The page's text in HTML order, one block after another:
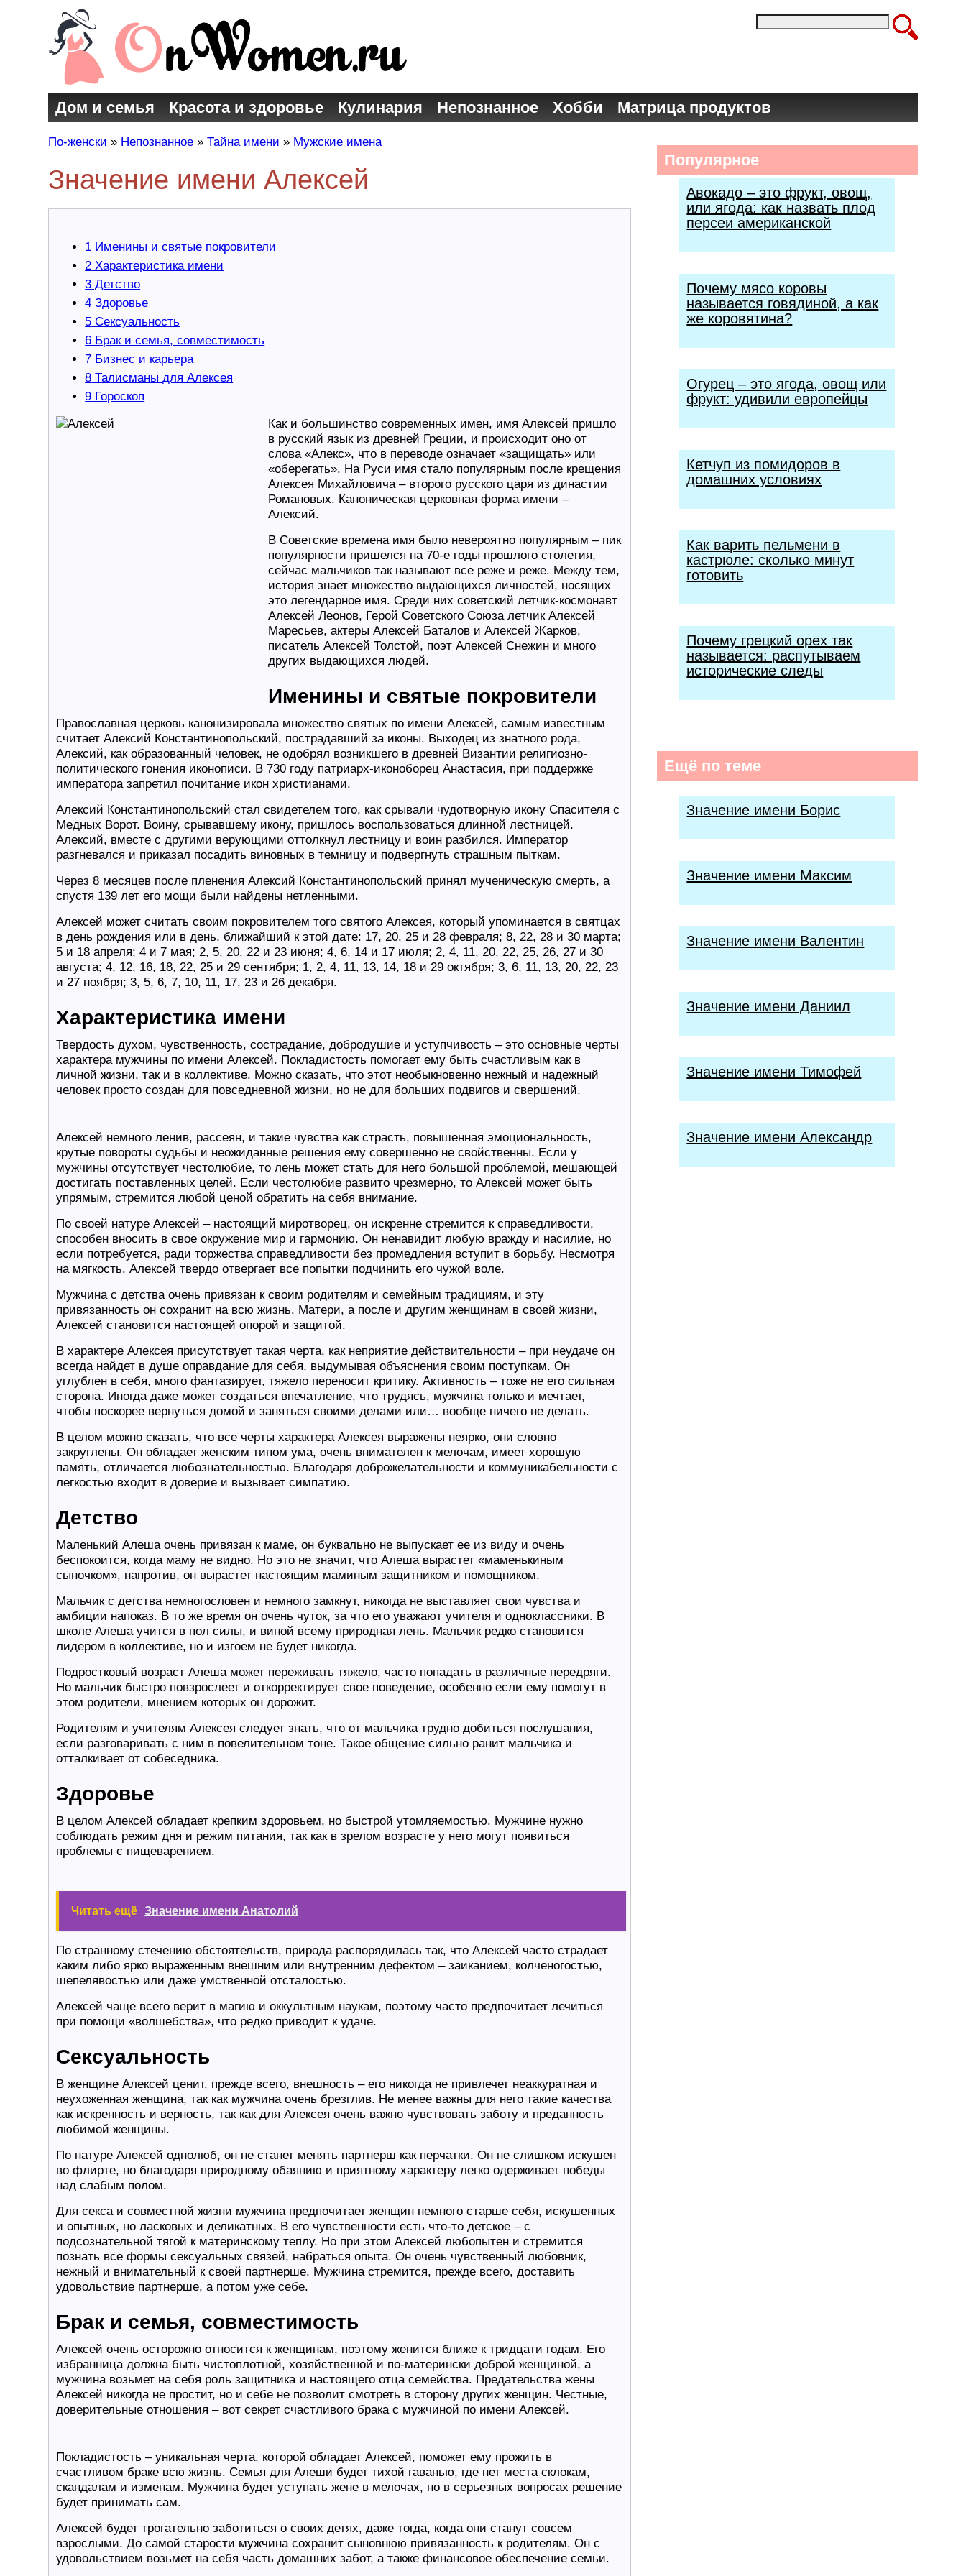
Дом и семья Красота и здоровье Кулинария Непознанное Хобби Матрица продуктов
По-женски » Непознанное »Тайна имени » Мужские имена
Значение имени Алексей
1 Именины и святые покровители
2 Характеристика имени
3 Детство
4 Здоровье
5 Сексуальность
6 Брак и семья, совместимость
7 Бизнес и карьера
8 Талисманы для Алексея
9 Гороскоп
Как и большинство современных имен, имя Алексей пришло
в русский язык из древней Греции, и происходит оно от
слова «Алекс», что в переводе означает «защищать» или
«оберегать». На Руси имя стало популярным после крещения
Алексея Михайловича – второго русского царя из династии
Романовых. Каноническая церковная форма имени –
Алексий.
В Советские времена имя было невероятно популярным – пик
популярности пришелся на 70-е годы прошлого столетия,
сейчас мальчиков так называют все реже и реже. Между тем,
история знает множество выдающихся личностей, носящих
это легендарное имя. Среди них советский летчик-космонавт
Алексей Леонов, Герой Советского Союза летчик Алексей
Маресьев, актеры Алексей Баталов и Алексей Жарков,
писатель Алексей Толстой, поэт Алексей Снежин и много
других выдающихся людей.
Именины и святые покровители
Православная церковь канонизировала множество святых по имени Алексей, самым известным
считает Алексий Константинопольский, пострадавший за иконы. Выходец из знатного рода,
Алексий, как образованный человек, не одобрял возникшего в древней Византии религиозно-
политического гонения иконописи. В 730 году патриарх-иконоборец Анастасия, при поддержке
императора запретил почитание икон христианами.
Алексий Константинопольский стал свидетелем того, как срывали чудотворную икону Спасителя с
Медных Ворот. Воину, срывавшему икону, пришлось воспользоваться длинной лестницей.
Алексий, вместе с другими верующими оттолкнул лестницу и воин разбился. Император
разгневался и приказал посадить виновных в темницу и подвергнуть страшным пыткам.
Через 8 месяцев после пленения Алексий Константинопольский принял мученическую смерть, а
спустя 139 лет его мощи были найдены нетленными.
Алексей может считать своим покровителем того святого Алексея, который упоминается в святцах
в день рождения или в день, ближайший к этой дате: 17, 20, 25 и 28 февраля; 8, 22, 28 и 30 марта;
5 и 18 апреля; 4 и 7 мая; 2, 5, 20, 22 и 23 июня; 4, 6, 14 и 17 июля; 2, 4, 11, 20, 22, 25, 26, 27 и 30
августа; 4, 12, 16, 18, 22, 25 и 29 сентября; 1, 2, 4, 11, 13, 14, 18 и 29 октября; 3, 6, 11, 13, 20, 22, 23
и 27 ноября; 3, 5, 6, 7, 10, 11, 17, 23 и 26 декабря.
Характеристика имени
Твердость духом, чувственность, сострадание, добродушие и уступчивость – это основные черты
характера мужчины по имени Алексей. Покладистость помогает ему быть счастливым как в
личной жизни, так и в коллективе. Можно сказать, что этот необыкновенно нежный и надежный
человек просто создан для повседневной жизни, но не для больших подвигов и свершений.
Алексей немного ленив, рассеян, и такие чувства как страсть, повышенная эмоциональность,
крутые повороты судьбы и неожиданные решения ему совершенно не свойственны. Если у
мужчины отсутствует честолюбие, то лень может стать для него большой проблемой, мешающей
достигать поставленных целей. Если честолюбие развито чрезмерно, то Алексей может быть
упрямым, стремится любой ценой обратить на себя внимание.
По своей натуре Алексей – настоящий миротворец, он искренне стремится к справедливости,
способен вносить в свое окружение мир и гармонию. Он ненавидит любую вражду и насилие, но
если потребуется, ради торжества справедливости без промедления вступит в борьбу. Несмотря
на мягкость, Алексей твердо отвергает все попытки подчинить его чужой воле.
Мужчина с детства очень привязан к своим родителям и семейным традициям, и эту
привязанность он сохранит на всю жизнь. Матери, а после и другим женщинам в своей жизни,
Алексей становится настоящей опорой и защитой.
В характере Алексея присутствует такая черта, как неприятие действительности – при неудаче он
всегда найдет в душе оправдание для себя, выдумывая объяснения своим поступкам. Он
углублен в себя, много фантазирует, тяжело переносит критику. Активность – тоже не его сильная
сторона. Иногда даже может создаться впечатление, что трудясь, мужчина только и мечтает,
чтобы поскорее вернуться домой и заняться своими делами или… вообще ничего не делать.
В целом можно сказать, что все черты характера Алексея выражены неярко, они словно
закруглены. Он обладает женским типом ума, очень внимателен к мелочам, имеет хорошую
память, отличается любознательностью. Благодаря доброжелательности и коммуникабельности с
легкостью входит в доверие и вызывает симпатию.
Детство
Маленький Алеша очень привязан к маме, он буквально не выпускает ее из виду и очень
беспокоится, когда маму не видно. Но это не значит, что Алеша вырастет «маменькиным
сыночком», напротив, он вырастет настоящим маминым защитником и помощником.
Мальчик с детства немногословен и немного замкнут, никогда не выставляет свои чувства и
амбиции напоказ. В то же время он очень чуток, за что его уважают учителя и одноклассники. В
школе Алеша учится в пол силы, и виной всему природная лень. Мальчик редко становится
лидером в коллективе, но и изгоем не будет никогда.
Подростковый возраст Алеша может переживать тяжело, часто попадать в различные передряги.
Но мальчик быстро повзрослеет и откорректирует свое поведение, особенно если ему помогут в
этом родители, мнением которых он дорожит.
Родителям и учителям Алексея следует знать, что от мальчика трудно добиться послушания,
если разговаривать с ним в повелительном тоне. Такое общение сильно ранит мальчика и
отталкивает от собеседника.
Здоровье
В целом Алексей обладает крепким здоровьем, но быстрой утомляемостью. Мужчине нужно
соблюдать режим дня и режим питания, так как в зрелом возрасте у него могут появиться
проблемы с пищеварением.
Читать ещё Значение имени Анатолий
По странному стечению обстоятельств, природа распорядилась так, что Алексей часто страдает
каким либо ярко выраженным внешним или внутренним дефектом – заиканием, колченогостью,
шепелявостью или даже умственной отсталостью.
Алексей чаще всего верит в магию и оккультным наукам, поэтому часто предпочитает лечиться
при помощи «волшебства», что редко приводит к удаче.
Сексуальность
В женщине Алексей ценит, прежде всего, внешность – его никогда не привлечет неаккуратная и
неухоженная женщина, так как мужчина очень брезглив. Не менее важны для него такие качества
как искренность и верность, так как для Алексея очень важно чувствовать заботу и преданность
любимой женщины.
По натуре Алексей однолюб, он не станет менять партнерш как перчатки. Он не слишком искушен
во флирте, но благодаря природному обаянию и приятному характеру легко одерживает победы
над слабым полом.
Для секса и совместной жизни мужчина предпочитает женщин немного старше себя, искушенных
и опытных, но ласковых и деликатных. В его чувственности есть что-то детское – с
подсознательной тягой к материнскому теплу. Но при этом Алексей любопытен и стремится
познать все формы сексуальных связей, набраться опыта. Он очень чувственный любовник,
нежный и внимательный к своей партнерше. Мужчина стремится, прежде всего, доставить
удовольствие партнерше, а потом уже себе.
Брак и семья, совместимость
Алексей очень осторожно относится к женщинам, поэтому женится ближе к тридцати годам. Его
избранница должна быть чистоплотной, хозяйственной и по-матерински доброй женщиной, а
мужчина возьмет на себя роль защитника и настоящего отца семейства. Предательства жены
Алексей никогда не простит, но и себе не позволит смотреть в сторону других женщин. Честные,
доверительные отношения – вот секрет счастливого брака с мужчиной по имени Алексей.
Покладистость – уникальная черта, которой обладает Алексей, поможет ему прожить в
счастливом браке всю жизнь. Семья для Алеши будет тихой гаванью, где нет места склокам,
скандалам и изменам. Мужчина будет уступать жене в мелочах, но в серьезных вопросах решение
будет принимать сам.
Алексей будет трогательно заботиться о своих детях, даже тогда, когда они станут совсем
взрослыми. До самой старости мужчина сохранит сыновнюю привязанность к родителям. Он с
удовольствием возьмет на себя часть домашних забот, а также финансовое обеспечение семьи.
Популярное
Авокадо – это фрукт, овощ,
или ягода: как назвать плод
персеи американской
Почему мясо коровы
называется говядиной, а как
же коровятина?
Огурец – это ягода, овощ или
фрукт: удивили европейцы
Кетчуп из помидоров в
домашних условиях
Как варить пельмени в
кастрюле: сколько минут
готовить
Почему грецкий орех так
называется: распутываем
исторические следы
Ещё по теме
Значение имени Борис
Значение имени Максим
Значение имени Валентин
Значение имени Даниил
Значение имени Тимофей
Значение имени Александр